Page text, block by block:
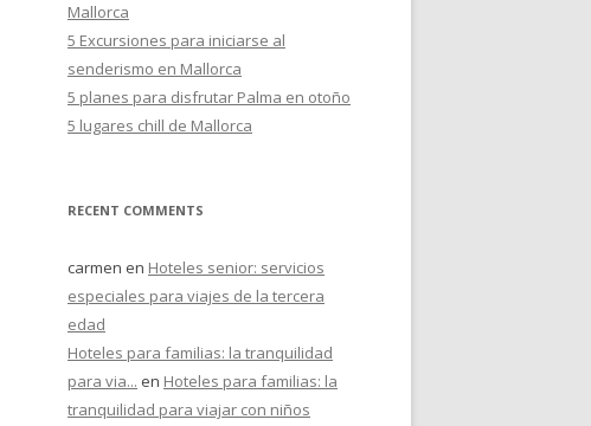
Mallorca
5 Excursiones para iniciarse al
senderismo en Mallorca
5 planes para disfrutar Palma en otoño
5 lugares chill de Mallorca
RECENT COMMENTS
carmen en Hoteles senior: servicios
especiales para viajes de la tercera
edad
Hoteles para familias: la tranquilidad
para via... en Hoteles para familias: la
tranquilidad para viajar con niños